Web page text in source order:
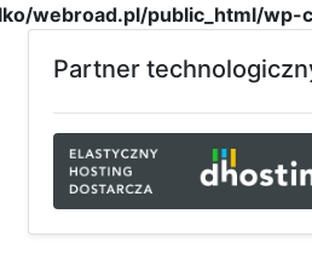
webroad.pl/public_html/
Partner